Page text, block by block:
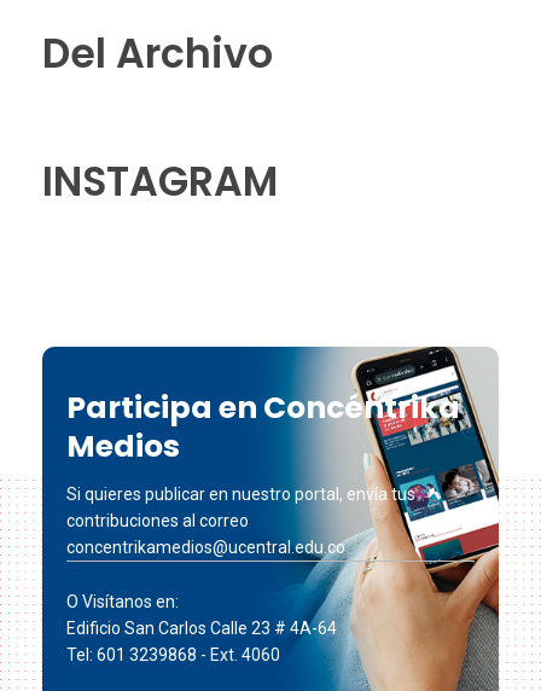
Del Archivo
INSTAGRAM
Participa en Concéntrika
Medios
Si quieres publicar en nuestro portal, envía tus
contribuciones al correo
concentrikamedios@ucentral.edu.co
O Visítanos en:
Edificio San Carlos Calle 23 # 4A-64
Tel: 601 3239868 - Ext. 4060